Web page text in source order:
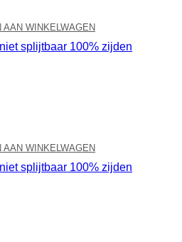
AAN WINKELWAGEN
AAN WINKELWAGEN